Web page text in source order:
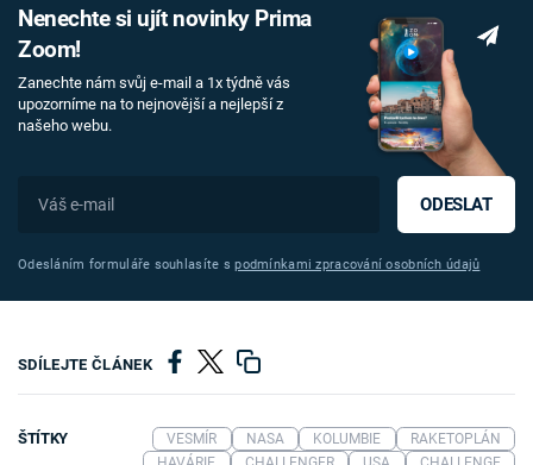
Nenechte si ujít novinky Prima
Zoom!
Zanechte nám svůj e-mail a 1x týdně vás
upozorníme na to nejnovější a nejlepší z
našeho webu.
ODESLAT
Odesláním formuláře souhlasíte spodmínkami zpracování osobních údajů
SDÍLEJTE ČLÁNEK
ŠTÍTKY VESMÍR NASA KOLUMBIE
RAKETOPLÁN